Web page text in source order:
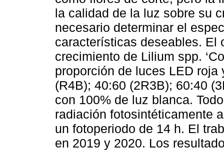
la calidad de la luz sobre su
necesario determinar el
características deseables. El
crecimiento de Lilium spp.
proporción de luces LED
(R4B); 40:60 (2R3B); 60:40
con 100% de luz blanca.
radiación fotosintéticamente
un fotoperiodo de 14 h. El
en 2019 y 2020. Los